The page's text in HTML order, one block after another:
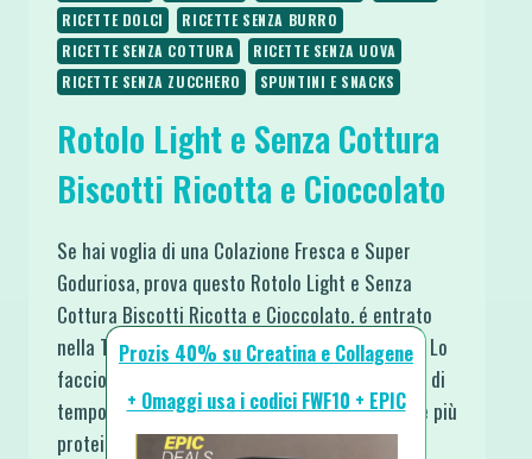
RICETTE DOLCI
RICETTE SENZA BURRO
RICETTE SENZA COTTURA
RICETTE SENZA UOVA
RICETTE SENZA ZUCCHERO
SPUNTINI E SNACKS
Rotolo Light e Senza Cottura
Biscotti Ricotta e Cioccolato
Se hai voglia di una Colazione Fresca e Super
Goduriosa, prova questo Rotolo Light e Senza
Cottura Biscotti Ricotta e Cioccolato. é entrato
nella Top 5 delle mie colazioni estive preferite. Lo
faccio soprattutto nel weekend in cui ho un po’ di
tempo in più. Avevo già pubblicato una versione più
proteica qualche anno fa,…
Prozis 40% su Creatina e Collagene
+ Omaggi usa i codici FWF10 + EPIC